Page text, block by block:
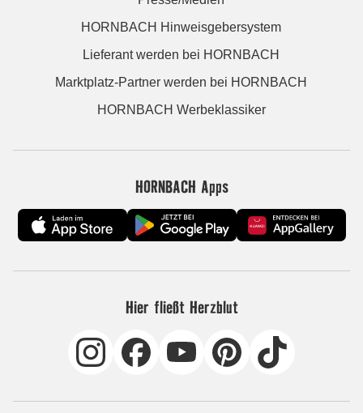
HORNBACH Hinweisgebersystem
Lieferant werden bei HORNBACH
Marktplatz-Partner werden bei HORNBACH
HORNBACH Werbeklassiker
HORNBACH Apps
Hier fließt Herzblut